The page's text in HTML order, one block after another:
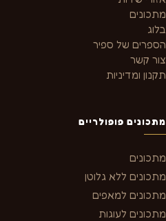
מתכונים
בלוג
הספרים של ספיר
צור קשר
תקנון ומדיניות
מתכונים פופולריים
מתכונים
מתכונים ללא גלוטן
מתכונים למאפים
מתכונים לעוגות